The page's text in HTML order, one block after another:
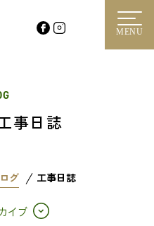
MENU
事日誌
グ 工事日誌
イブ